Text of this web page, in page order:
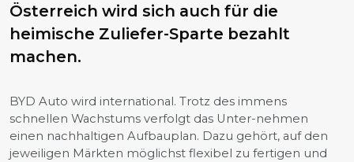
Österreich wird sich auch für die
heimische Zuliefer-Sparte bezahlt
machen.
BYD Auto wird international. Trotz des immens
schnellen Wachstums verfolgt das Unter-nehmen
einen nachhaltigen Aufbauplan. Dazu gehört, auf den
jeweiligen Märkten möglichst flexibel zu fertigen und